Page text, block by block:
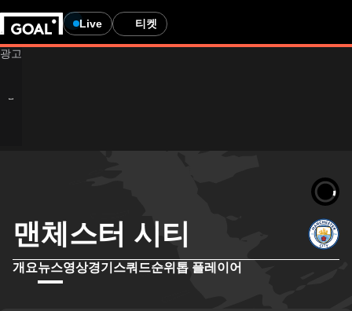
Live 티켓
맨체스터 시티
개요뉴스영상경기 스쿼드순위 톱 플레이어